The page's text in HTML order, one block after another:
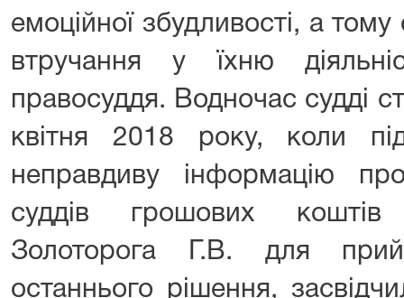
емоційної збудливості, а
втручання у їхню
правосуддя. Водночас судді
квітня 2018 року, коли
неправдиву інформацію
суддів грошових коштів
Золоторога Г.В. для
останнього рішення,